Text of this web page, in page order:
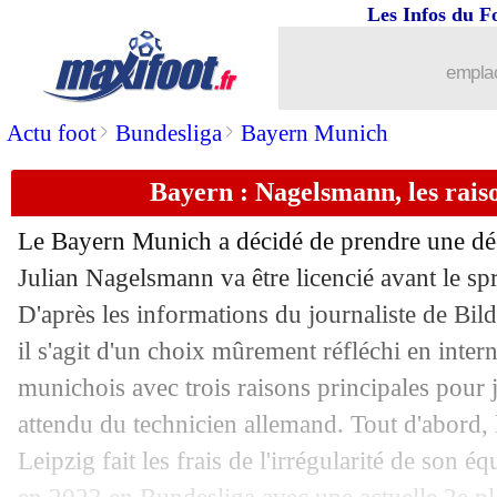
Actu foot> Bundesliga> Bayern Munich
Les Infos du
Bayern : Nagelsmann, les
Le Bayern Munich a décidé de prendre une
Julian Nagelsmann va être licencié avant le
D'après les informations du journaliste de
il s'agit d'un choix mûrement réfléchi en
munichois avec trois raisons principales
attendu du technicien allemand. Tout
Leipzig fait les frais de l'irrégularité de son
: une nouvelle ère, Matuidi pas
24/03 Auxerre: Pélissier et les progrès d'I.
: 2 favoris pour l'après-Ancelotti
24/03 Man Utd: Rashford attend les
24/03 Bayern: Nagelsmann, l'hommage de
24/03 EdF : Desailly flatte Upamecano et
24/03 Barça: Laporta encore clair sur Messi
24/03 EdF: Lizarazu attend Mbappé au